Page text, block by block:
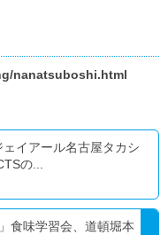
nanatsuboshi.html
イアール名古屋タカシ
の...
食味学習会、道頓堀本